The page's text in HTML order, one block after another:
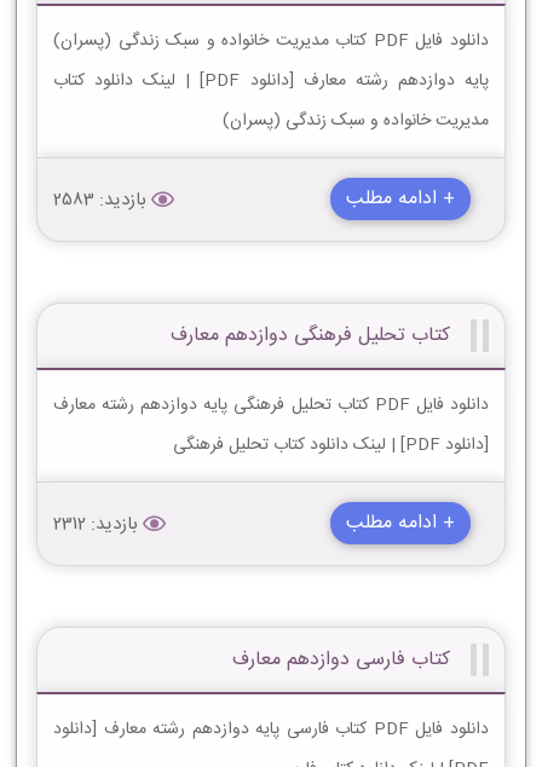
دانلود فایل PDF کتاب مدیریت خانواده و سبک زندگی (پسران)
پایه دوازدهم رشته معارف [دانلود PDF] | لینک دانلود کتاب
مدیریت خانواده و سبک زندگی (پسران)
+ ادامه مطلب بازدید: 2583
کتاب تحلیل فرهنگی دوازدهم معارف
دانلود فایل PDF کتاب تحلیل فرهنگی پایه دوازدهم رشته معارف
[دانلود PDF] | لینک دانلود کتاب تحلیل فرهنگی
+ ادامه مطلب بازدید: 2312
کتاب فارسی دوازدهم معارف
دانلود فایل PDF کتاب فارسی پایه دوازدهم رشته معارف [دانلود